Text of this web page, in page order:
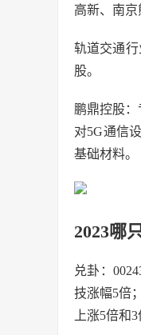
高新、南
轨道交通
股。
鹏鼎控股
对5G通信
基础材料。
2023哪
兑卦：
技涨幅5倍
上涨5倍和